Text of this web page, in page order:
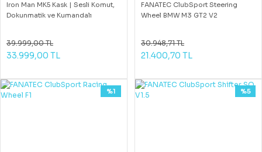
Iron Man MK5 Kask | Sesli Komut,
Dokunmatik ve Kumandalı
39.999,00 TL
33.999,00 TL
FANATEC ClubSport Steering
Wheel BMW M3 GT2 V2
30.948,71 TL
21.400,70 TL
%1 %5